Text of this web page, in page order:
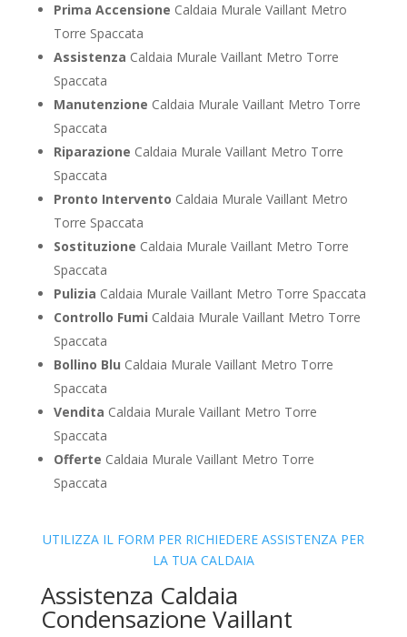
Prima Accensione Caldaia Murale Vaillant Metro
Torre Spaccata
Assistenza Caldaia Murale Vaillant Metro Torre
Spaccata
Manutenzione Caldaia Murale Vaillant Metro Torre
Spaccata
Riparazione Caldaia Murale Vaillant Metro Torre
Spaccata
Pronto Intervento Caldaia Murale Vaillant Metro
Torre Spaccata
Sostituzione Caldaia Murale Vaillant Metro Torre
Spaccata
Pulizia Caldaia Murale Vaillant Metro Torre Spaccata
Controllo Fumi Caldaia Murale Vaillant Metro Torre
Spaccata
Bollino Blu Caldaia Murale Vaillant Metro Torre
Spaccata
Vendita Caldaia Murale Vaillant Metro Torre
Spaccata
Offerte Caldaia Murale Vaillant Metro Torre
Spaccata
UTILIZZA IL FORM PER RICHIEDERE ASSISTENZA PER
LA TUA CALDAIA
Assistenza Caldaia
Condensazione Vaillant